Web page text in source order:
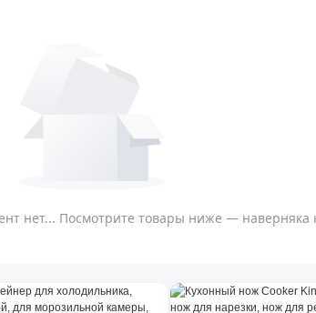
нет... Посмотрите товары ниже — наверняка